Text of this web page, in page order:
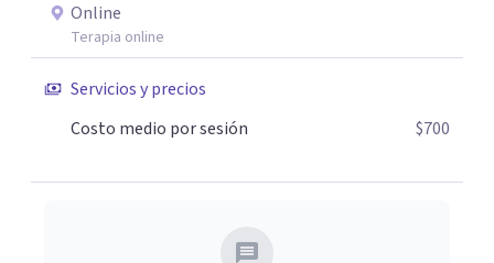
Online
Terapia online
Servicios y precios
Costo medio por sesión
$700